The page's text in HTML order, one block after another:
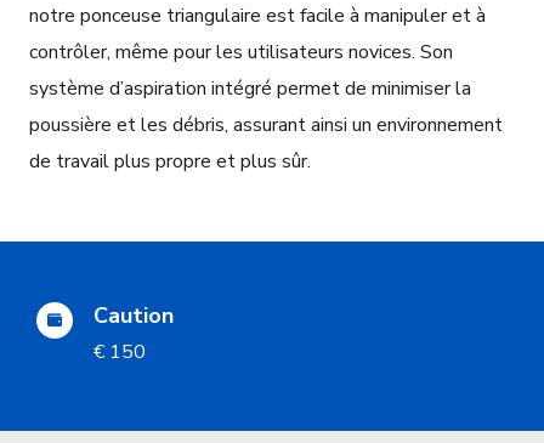
notre ponceuse triangulaire est facile à manipuler et à
contrôler, même pour les utilisateurs novices. Son
système d’aspiration intégré permet de minimiser la
poussière et les débris, assurant ainsi un environnement
de travail plus propre et plus sûr.
Caution
€ 150